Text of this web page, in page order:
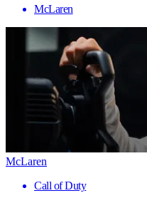
McLaren
McLaren
Call of Duty